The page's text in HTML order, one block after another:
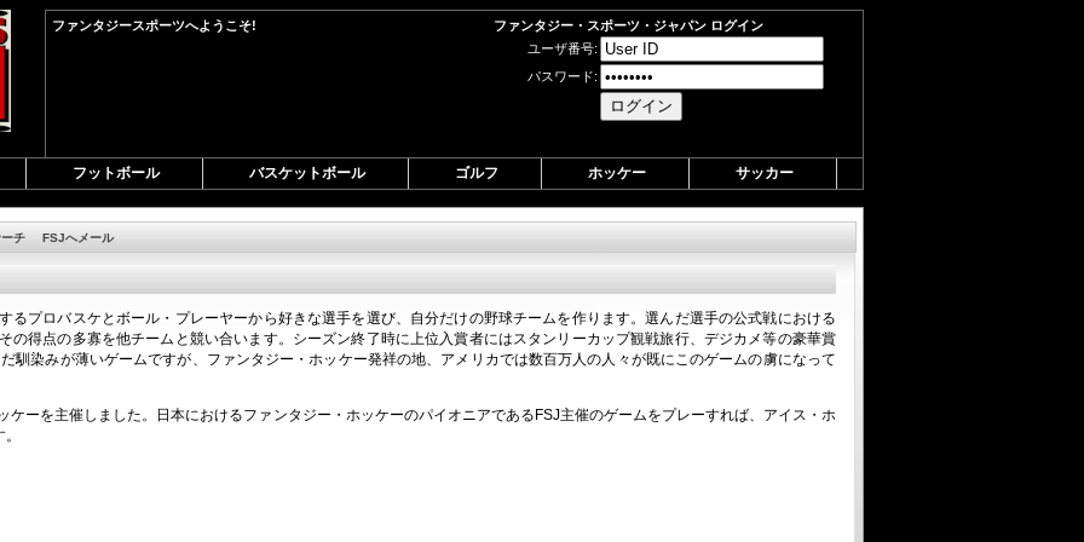
ファンタジースポーツへようこそ!
ファンタジー・スポーツ・ジャパン ログイン
ユーザ番号:
パスワード:
フットボール バスケットボール ゴルフ ホッケー サッカー
チ FSJへメール
るプロバスケとボール・プレーヤーから好きな選手を選び、自分だけの野球チームを作ります。選んだ選手の公式戦における
の得点の多寡を他チームと競い合います。シーズン終了時に上位入賞者にはスタンリーカップ観戦旅行、デジカメ等の豪華賞
馴染みが薄いゲームですが、ファンタジー・ホッケー発祥の地、アメリカでは数百万人の人々が既にこのゲームの虜になって
ケーを主催しました。日本におけるファンタジー・ホッケーのパイオニアであるFSJ主催のゲームをプレーすれば、アイス・ホ